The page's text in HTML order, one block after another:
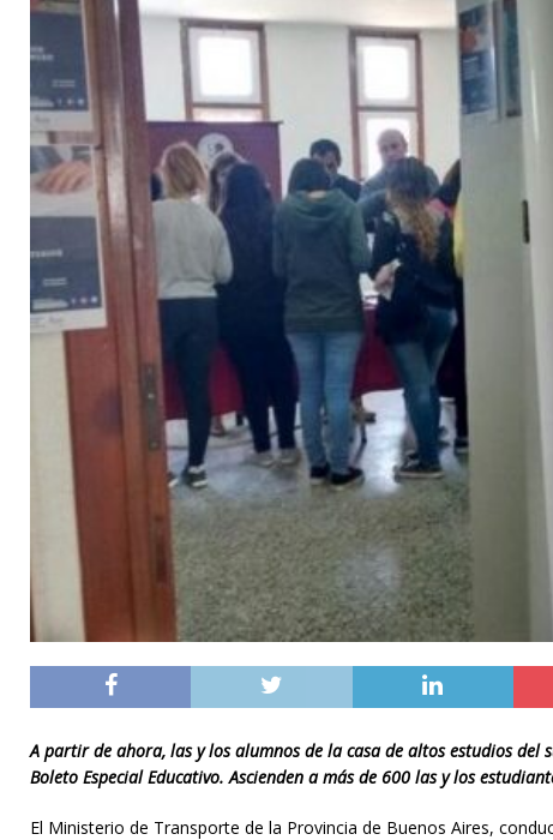
A partir de ahora, las y los alumnos de la casa de altos estudios
Boleto Especial Educativo. Ascienden a más de 600 las y los
El Ministerio de Transporte de la Provincia de Buenos Aires,